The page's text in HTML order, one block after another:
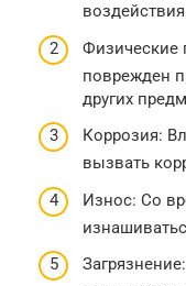
Физические
поврежден
других
Коррозия:
вызвать
Износ: Со